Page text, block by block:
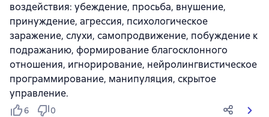
воздействия: убеждение, просьба, внушение,
принуждение, агрессия, психологическое
заражение, слухи, самопродвижение, побуждение к
подражанию, формирование благосклонного
отношения, игнорирование, нейролингвистическое
программирование, манипуляция, скрытое
управление.
6 0